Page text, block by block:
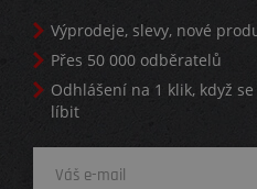
Výprodeje, slevy, nové
Přes 50 000 odběratelů
Odhlášení na 1 klik, když
líbit